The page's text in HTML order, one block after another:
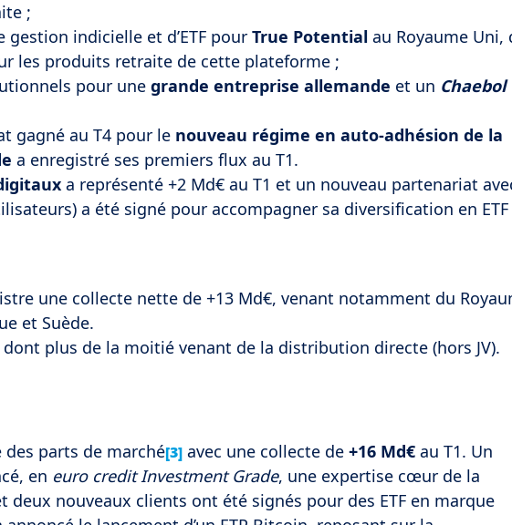
;
gestion indicielle et d’ETF pour True Potential au Royaume Uni,
les produits retraite de cette plateforme ;
pour une grande entreprise allemande et un Chaebol
gagné au T4 pour le nouveau régime en auto-adhésion de la
a enregistré ses premiers flux au T1.
a représenté +2 Md€ au T1 et un nouveau partenariat
a été signé pour accompagner sa diversification en ETF
une collecte nette de +13 Md€, venant notamment du
et Suède.
dont plus de la moitié venant de la distribution directe (hors JV).
des parts de marché[3] avec une collecte de +16 Md€ au T1. Un
en euro credit Investment Grade, une expertise cœur de la
deux nouveaux clients ont été signés pour des ETF en marque